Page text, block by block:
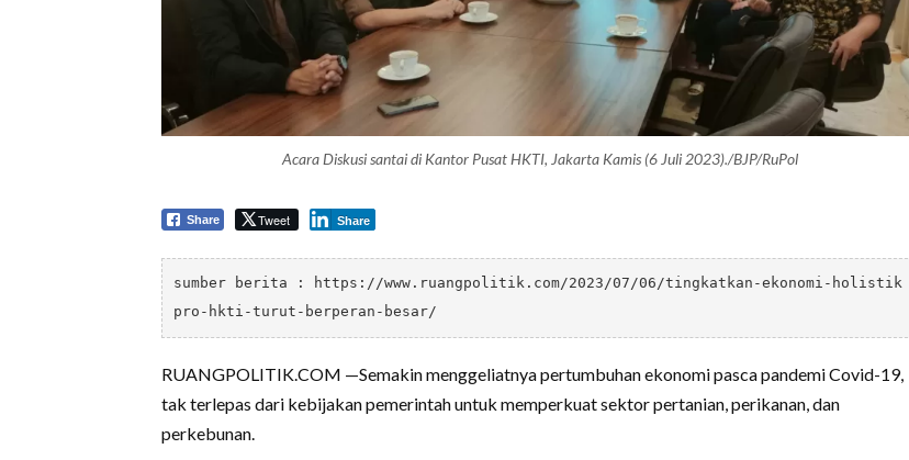
Acara Diskusi santai di Kantor Pusat HKTI, Jakarta Kamis (6 Juli 2023)./BJP/RuPol
Share Tweet Share
sumber berita :
https://www.ruangpolitik.com/2023/07/06/tingkatkan-ekonomi-holistik
pro-hkti-turut-berperan-besar/
RUANGPOLITIK.COM —Semakin menggeliatnya pertumbuhan ekonomi pasca pandemi Covid-19,
tak terlepas dari kebijakan pemerintah untuk memperkuat sektor pertanian, perikanan, dan
perkebunan.